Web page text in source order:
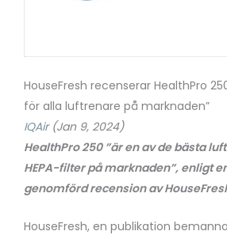
HouseFresh recenserar HealthPro
för alla luftrenare på marknaden”
IQAir(Jan 9, 2024)
HealthPro 250 ”är en av de bästa
HEPA-filter på marknaden”, enligt
genomförd recension av
HouseFresh, en publikation